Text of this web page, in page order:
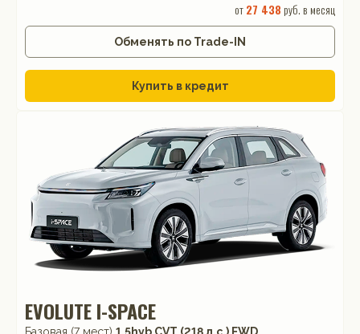
от27 438 руб. в месяц
Обменять по Trade-IN
Купить в кредит
EVOLUTE I-SPACE
Базовая (7 мест) 1.5hyb CVT (218 л.с.) FWD